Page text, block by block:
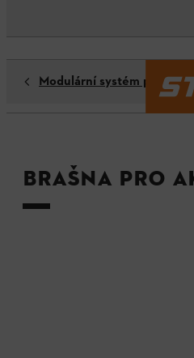
Modulární systém popruhů
Brašna pro